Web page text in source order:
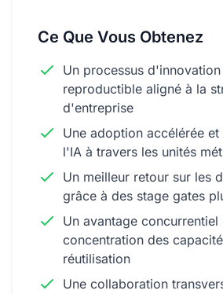
Ce Que Vous Obtenez
Un processus
reproductible aligné à la
d'entreprise
Une adoption accélérée
l'IA à travers les unités
Un meilleur retour sur les
grâce à des stage gates
Un avantage
concentration des
réutilisation
Une collaboration